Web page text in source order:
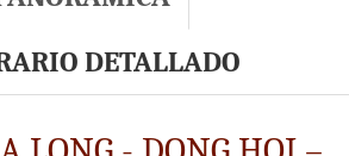
DETALLADO